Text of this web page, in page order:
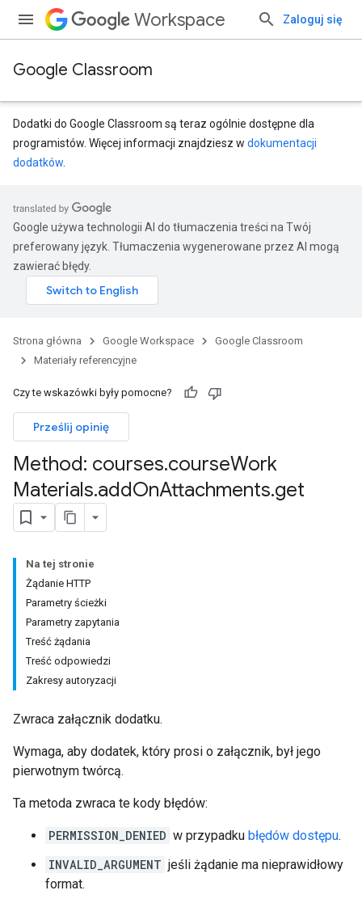
Workspace Zaloguj się
Google Classroom
Dodatki do Google Classroom są teraz ogólnie dostępne dla
programistów. Więcej informacji znajdziesz w dokumentacji
dodatków
Google używa technologii AI do tłumaczenia treści na Twój
preferowany język. Tłumaczenia wygenerowane przez AI mogą
zawierać błędy.
Strona główna Google Workspace
Google Classroom
Materiały referencyjne
Czy te wskazówki były pomocne?
Prześlij opinię
Method: courses.courseWork
Materials.addOnAttachments.get
Na tej stronie
Żądanie HTTP
Parametry ścieżki
Parametry zapytania
Treść żądania
Treść odpowiedzi
Zakresy autoryzacji
Zwraca załącznik dodatku.
Wymaga, aby dodatek, który prosi o załącznik, był jego
pierwotnym twórcą.
Ta metoda zwraca te kody błędów:
PERMISSION_DENIED w przypadku błędów dostępu.
INVALID_ARGUMENT jeśli żądanie ma nieprawidłowy
format.